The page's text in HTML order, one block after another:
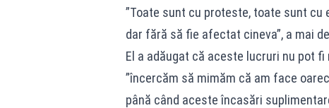
”Toate sunt cu proteste, toate sunt
dar fără să fie afectat cineva”, a mai
El a adăugat că aceste lucruri nu pot
”încercăm să mimăm că am face
până când aceste încasări